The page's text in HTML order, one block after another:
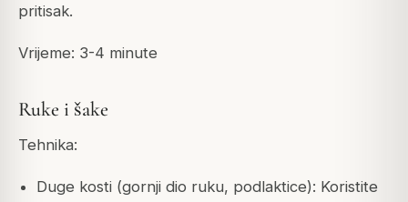
pritisak.
Vrijeme: 3-4 minute
Ruke i šake
Tehnika:
Duge kosti (gornji dio ruku, podlaktice): Koristite